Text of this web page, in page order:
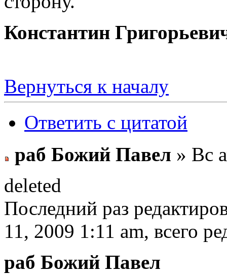
Константин
Вернуться к началу
Ответить с цитатой
раб Божий Павел » Вс
deleted
Последний раз
11, 2009 1:11 am, всего
раб Божий Павел